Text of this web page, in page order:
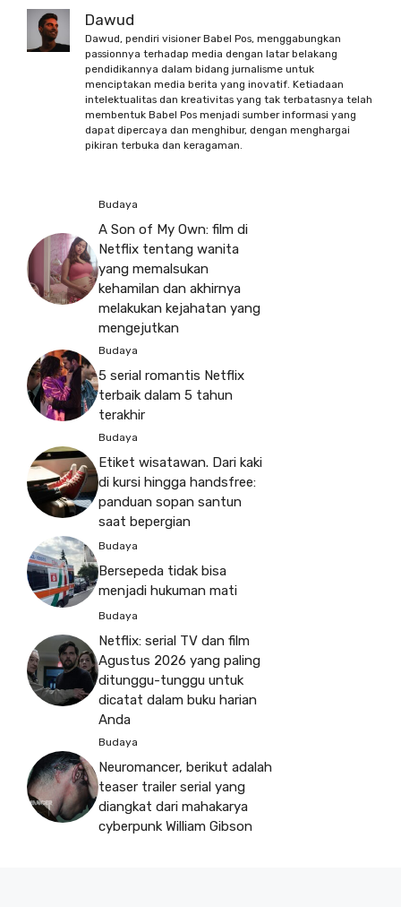
Dawud
Dawud, pendiri visioner Babel Pos, menggabungkan
passionnya terhadap media dengan latar belakang
pendidikannya dalam bidang jurnalisme untuk
menciptakan media berita yang inovatif. Ketiadaan
intelektualitas dan kreativitas yang tak terbatasnya telah
membentuk Babel Pos menjadi sumber informasi yang
dapat dipercaya dan menghibur, dengan menghargai
pikiran terbuka dan keragaman.
Budaya
A Son of My Own: film di
Netflix tentang wanita
yang memalsukan
kehamilan dan akhirnya
melakukan kejahatan yang
mengejutkan
Budaya
5 serial romantis Netflix
terbaik dalam 5 tahun
terakhir
Budaya
Etiket wisatawan. Dari kaki
di kursi hingga handsfree:
panduan sopan santun
saat bepergian
Budaya
Bersepeda tidak bisa
menjadi hukuman mati
Budaya
Netflix: serial TV dan film
Agustus 2026 yang paling
ditunggu-tunggu untuk
dicatat dalam buku harian
Anda
Budaya
Neuromancer, berikut adalah
teaser trailer serial yang
diangkat dari mahakarya
cyberpunk William Gibson